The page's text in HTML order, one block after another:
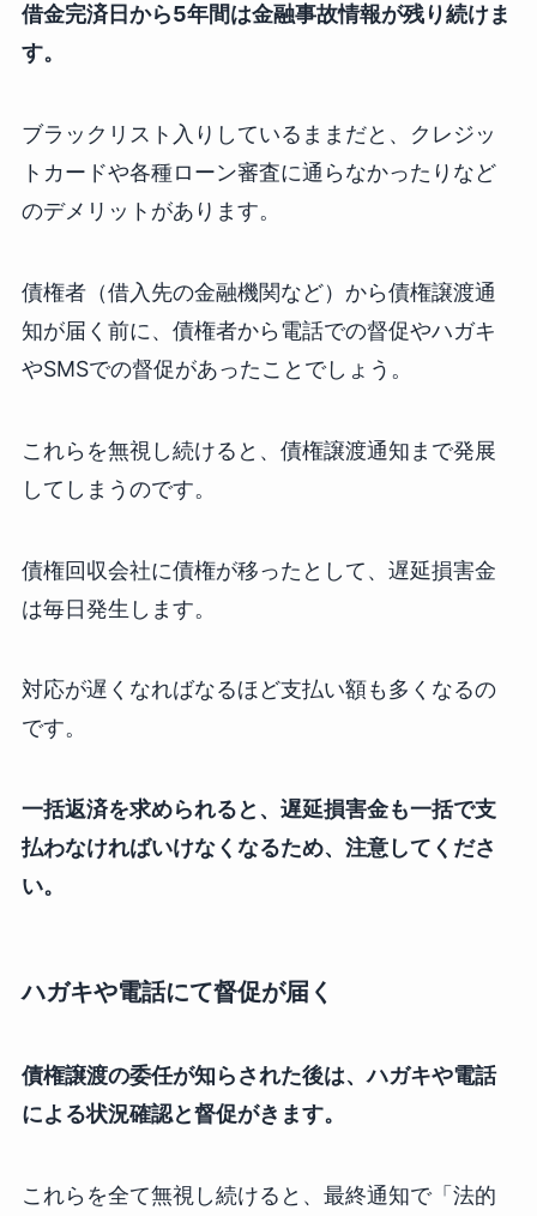
借金完済日から5年間は金融事故情報が残り続けま
す。
ブラックリスト入りしているままだと、クレジッ
トカードや各種ローン審査に通らなかったりなど
のデメリットがあります。
債権者（借入先の金融機関など）から債権譲渡通
知が届く前に、債権者から電話での督促やハガキ
やSMSでの督促があったことでしょう。
これらを無視し続けると、債権譲渡通知まで発展
してしまうのです。
債権回収会社に債権が移ったとして、遅延損害金
は毎日発生します。
対応が遅くなればなるほど支払い額も多くなるの
です。
一括返済を求められると、遅延損害金も一括で支
払わなければいけなくなるため、注意してくださ
い。
ハガキや電話にて督促が届く
債権譲渡の委任が知らされた後は、ハガキや電話
による状況確認と督促がきます。
これらを全て無視し続けると、最終通知で「法的